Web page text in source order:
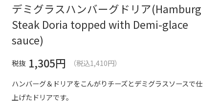
デミグラスハンバーグドリア(Hamburg
Steak Doria topped with Demi-glace
sauce)
税抜 1,305円
（税込1,410円）
ハンバーグ＆ドリアをこんがりチーズとデミグラスソースで仕
上げたドリアです。